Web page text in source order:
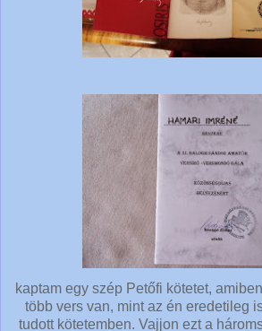
kaptam egy szép Petőfi kötetet,
több vers van, mint az én eredetileg
tudott kötetemben. Vajjon ezt a